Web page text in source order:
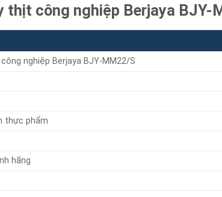
thịt công nghiệp Berjaya BJY-
nghiệp Berjaya BJY-MM22/S
thực phẩm
hãng